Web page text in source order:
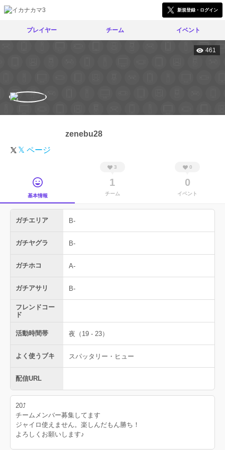
新規登録・ログイン
プレイヤー チーム イベント
461
zenebu28
𝕏 ページ
基本情報
3
1
チーム
0
0
イベント
ガチエリア B-
ガチヤグラ B-
ガチホコ A-
ガチアサリ B-
フレンドコー
ド
活動時間帯 夜（19 - 23）
よく使うブキ スパッタリー・ヒュー
配信URL
20⤴︎
チームメンバー募集してます
ジャイロ使えません。楽しんだもん勝ち！
よろしくお願いします♪